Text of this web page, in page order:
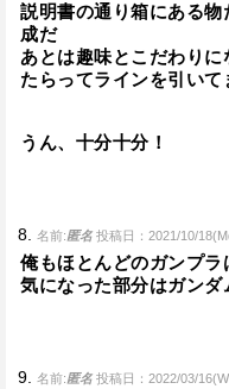
説明書の通り箱にある
成だ
あとは趣味とこだわり
たらってラインを引いて
うん、十分十分！
8. 名前:匿名 投稿日：2021/10/
俺もほとんどのガンプラ
気になった部分はガンダ
9. 名前:匿名 投稿日：2022/03/